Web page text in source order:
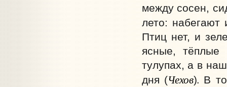
между сосен,
лето: набегают
Птиц нет, и
ясные,
тулупах, а в
дня (Чехов). В